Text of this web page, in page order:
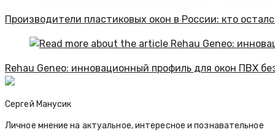
Производители пластиковых окон в России: кто
Rehau Geneo: инновационный профиль для окон ПВХ
Сергей Манусик
Личное мнение на актуальное, интересное и познавательное